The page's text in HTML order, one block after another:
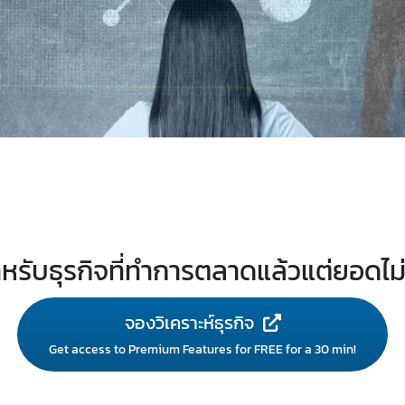
รับธุรกิจที่ทำการตลาดแล้วแต่ยอดไ
จองวิเคราะห์ธุรกิจ
Get access to Premium Features for FREE for a 30 min!